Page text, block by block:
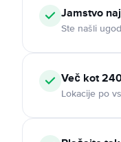
Jamstvo
Ste našli
Več kot
Lokacije po